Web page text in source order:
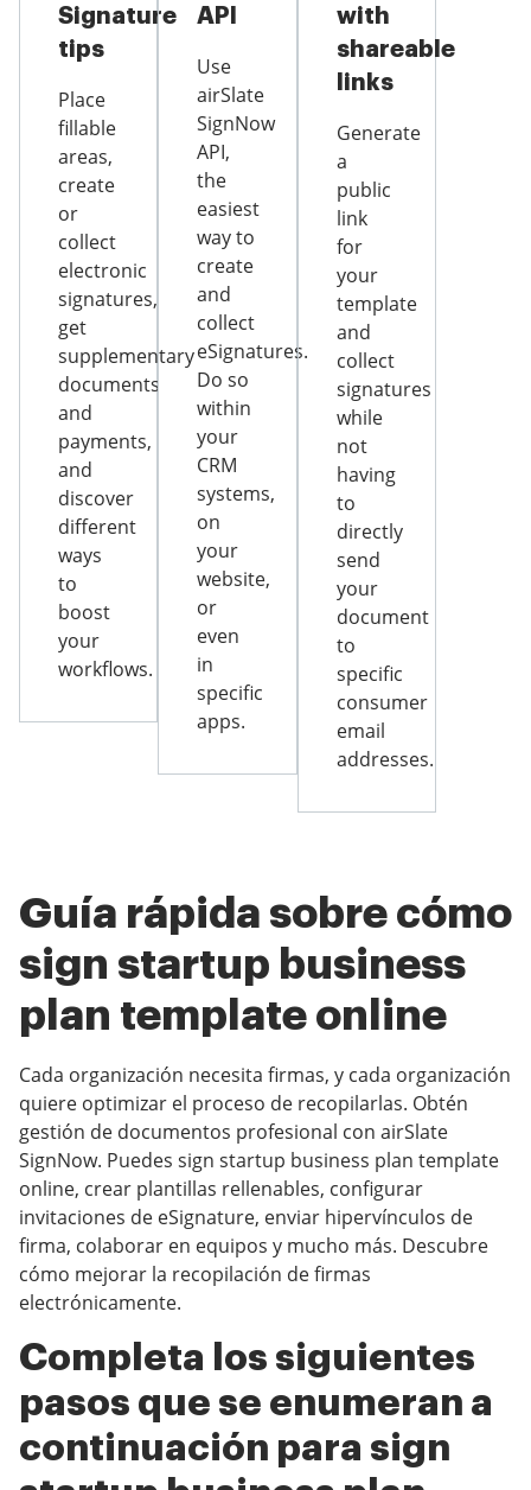
Signature
tips
Place
fillable
areas,
create
or
collect
electronic
signatures,
get
supplementary
documents
and
payments,
and
discover
different
ways
to
boost
your
workflows.
API
Use
airSlate
SignNow
API,
the
easiest
way to
create
and
collect
eSignatures.
Do so
within
your
CRM
systems,
on
your
website,
or
even
in
specific
apps.
with
shareable
links
Generate
a
public
link
for
your
template
and
collect
signatures
while
not
having
to
directly
send
your
document
to
specific
consumer
email
addresses.
Guía rápida sobre cómo
sign startup business
plan template online
Cada organización necesita firmas, y cada organización
quiere optimizar el proceso de recopilarlas. Obtén
gestión de documentos profesional con airSlate
SignNow. Puedes sign startup business plan template
online, crear plantillas rellenables, configurar
invitaciones de eSignature, enviar hipervínculos de
firma, colaborar en equipos y mucho más. Descubre
cómo mejorar la recopilación de firmas
electrónicamente.
Completa los siguientes
pasos que se enumeran a
continuación para sign